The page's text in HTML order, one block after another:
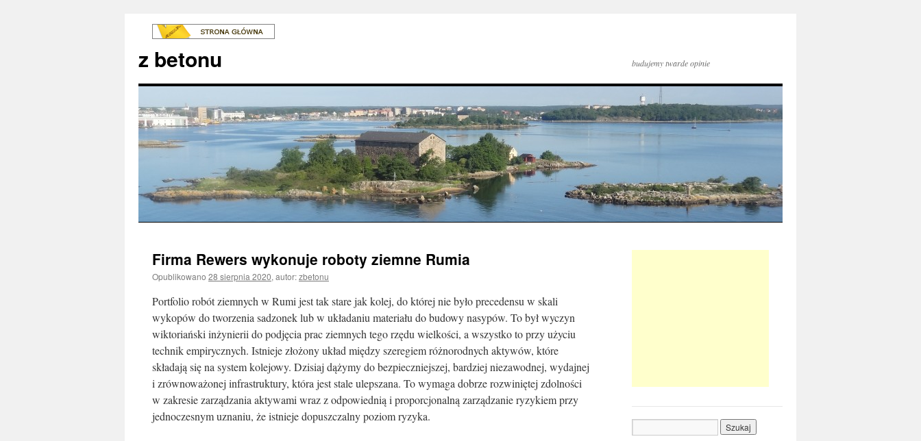
z betonu budujemy twarde opinie
Firma Rewers wykonuje roboty ziemne Rumia
Opublikowano 28 sierpnia 2020, autor:zbetonu
Portfolio robót ziemnych w Rumi jest tak stare jak kolej, do której nie było precedensu w skali
wykopów do tworzenia sadzonek lub w układaniu materiału do budowy nasypów. To był wyczyn
wiktoriański inżynierii do podjęcia prac ziemnych tego rzędu wielkości, a wszystko to przy użyciu
technik empirycznych. Istnieje złożony układ między szeregiem różnorodnych aktywów, które
składają się na system kolejowy. Dzisiaj dążymy do bezpieczniejszej, bardziej niezawodnej, wydajnej
i zrównoważonej infrastruktury, która jest stale ulepszana. To wymaga dobrze rozwiniętej zdolności
w zakresie zarządzania aktywami wraz z odpowiednią i proporcjonalną zarządzanie ryzykiem przy
jednoczesnym uznaniu, że istnieje dopuszczalny poziom ryzyka.